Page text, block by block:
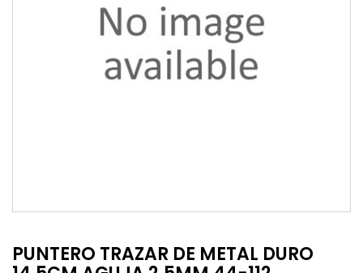
PUNTERO TRAZAR DE METAL DURO